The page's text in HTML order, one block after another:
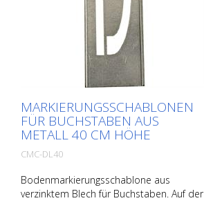
MARKIERUNGSSCHABLONEN
FÜR BUCHSTABEN AUS
METALL 40 CM HÖHE
CMC-DL40
Bodenmarkierungsschablone aus
verzinktem Blech für Buchstaben. Auf der